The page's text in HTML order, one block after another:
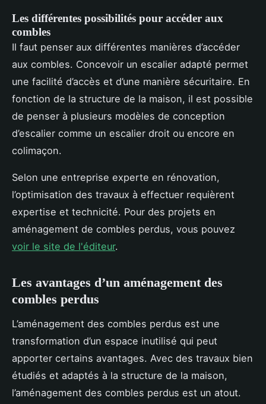
Les différentes possibilités pour accéder aux
combles
Il faut penser aux différentes manières d’accéder
aux combles. Concevoir un escalier adapté permet
une facilité d’accès et d’une manière sécuritaire. En
fonction de la structure de la maison, il est possible
de penser à plusieurs modèles de conception
d’escalier comme un escalier droit ou encore en
colimaçon.
Selon une entreprise experte en rénovation,
l’optimisation des travaux à effectuer requièrent
expertise et technicité. Pour des projets en
aménagement de combles perdus, vous pouvez
voir le site de l'éditeur.
Les avantages d’un aménagement des
combles perdus
L’aménagement des combles perdus est une
transformation d’un espace inutilisé qui peut
apporter certains avantages. Avec des travaux bien
étudiés et adaptés à la structure de la maison,
l’aménagement des combles perdus est un atout.